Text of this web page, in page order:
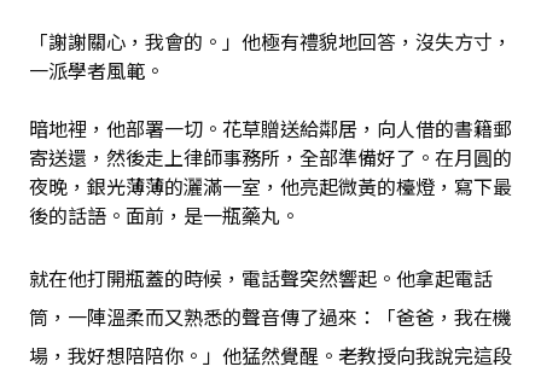
「謝謝關心，我會的。」他極有禮貌地回答，沒失方寸，
一派學者風範。
暗地裡，他部署一切。花草贈送給鄰居，向人借的書籍郵
寄送還，然後走上律師事務所，全部準備好了。在月圓的
夜晚，銀光薄薄的灑滿一室，他亮起微黃的檯燈，寫下最
後的話語。面前，是一瓶藥丸。
就在他打開瓶蓋的時候，電話聲突然響起。他拿起電話
筒，一陣溫柔而又熟悉的聲音傳了過來：「爸爸，我在機
場，我好想陪陪你。」他猛然覺醒。老教授向我說完這段